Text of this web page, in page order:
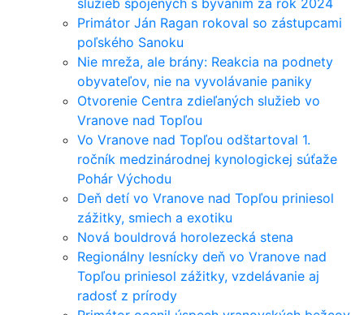
služieb spojených s bývaním za rok 2024
Primátor Ján Ragan rokoval so zástupcami
poľského Sanoku
Nie mreža, ale brány: Reakcia na podnety
obyvateľov, nie na vyvolávanie paniky
Otvorenie Centra zdieľaných služieb vo
Vranove nad Topľou
Vo Vranove nad Topľou odštartoval 1.
ročník medzinárodnej kynologickej súťaže
Pohár Východu
Deň detí vo Vranove nad Topľou priniesol
zážitky, smiech a exotiku
Nová bouldrová horolezecká stena
Regionálny lesnícky deň vo Vranove nad
Topľou priniesol zážitky, vzdelávanie aj
radosť z prírody